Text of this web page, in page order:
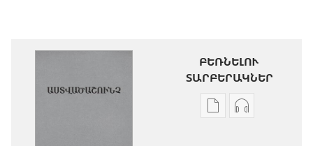
ԲԵՌՆԵԼՈՒ
ՏԱՐԲԵՐԱԿՆԵՐ
Թվային